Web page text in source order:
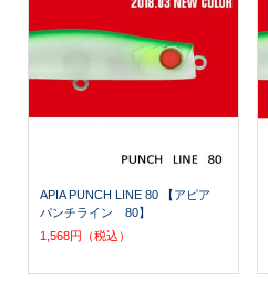
APIA PUNCH LINE 80 【アピア
パンチライン 80】
1,568円（税込）